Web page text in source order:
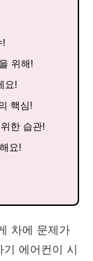
!
위해!
요!
핵심!
한 습관!
요!
차에 문제가
에어컨이 시